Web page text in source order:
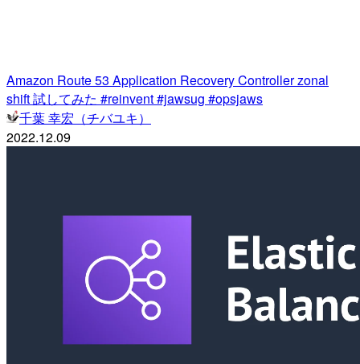
Amazon Route 53 Application Recovery Controller zonal
shift 試してみた #reinvent #jawsug #opsjaws
千葉 幸宏（チバユキ）
2022.12.09